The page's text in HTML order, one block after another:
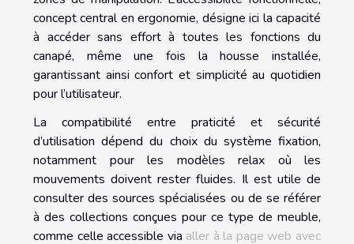
concept central en ergonomie, désigne ici la capacité
à accéder sans effort à toutes les fonctions du
canapé, même une fois la housse installée,
garantissant ainsi confort et simplicité au quotidien
pour l’utilisateur.
La compatibilité entre praticité et sécurité
d’utilisation dépend du choix du système fixation,
notamment pour les modèles relax où les
mouvements doivent rester fluides. Il est utile de
consulter des sources spécialisées ou de se référer
à des collections conçues pour ce type de meuble,
comme celle accessible via aller à la page web avec